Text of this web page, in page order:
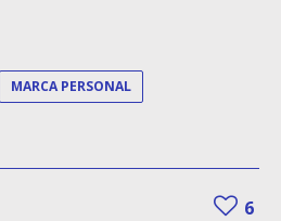
MARCA PERSONAL
6